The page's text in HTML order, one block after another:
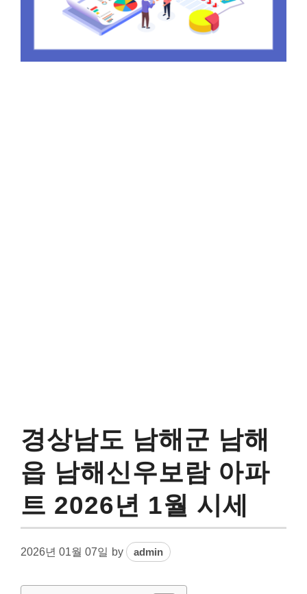
경상남도 남해군 남해
읍 남해신우보람 아파
트 2026년 1월 시세
2026년 01월 07일 by admin